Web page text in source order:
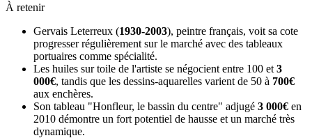
À retenir
Gervais Leterreux (1930-2003), peintre français, voit sa cote
progresser régulièrement sur le marché avec des tableaux
portuaires comme spécialité.
Les huiles sur toile de l'artiste se négocient entre 100 et 3
000€, tandis que les dessins-aquarelles varient de 50 à 700€
aux enchères.
Son tableau "Honfleur, le bassin du centre" adjugé 3 000€ en
2010 démontre un fort potentiel de hausse et un marché très
dynamique.